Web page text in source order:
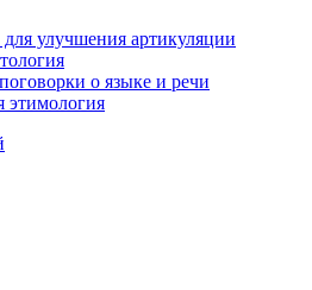
улучшения артикуляции
о языке и речи
этимология